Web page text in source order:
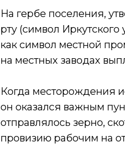
На гербе поселения,
рту (символ
как символ местной
на местных заводах
Когда месторождения
он оказался важным
отправлялось зерно,
провизию рабочим на